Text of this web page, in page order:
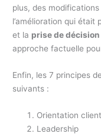
plus, des
l’amélioration qui était
et la prise de
approche factuelle
Enfin, les 7 principes
suivants :
Orientation client
Leadership